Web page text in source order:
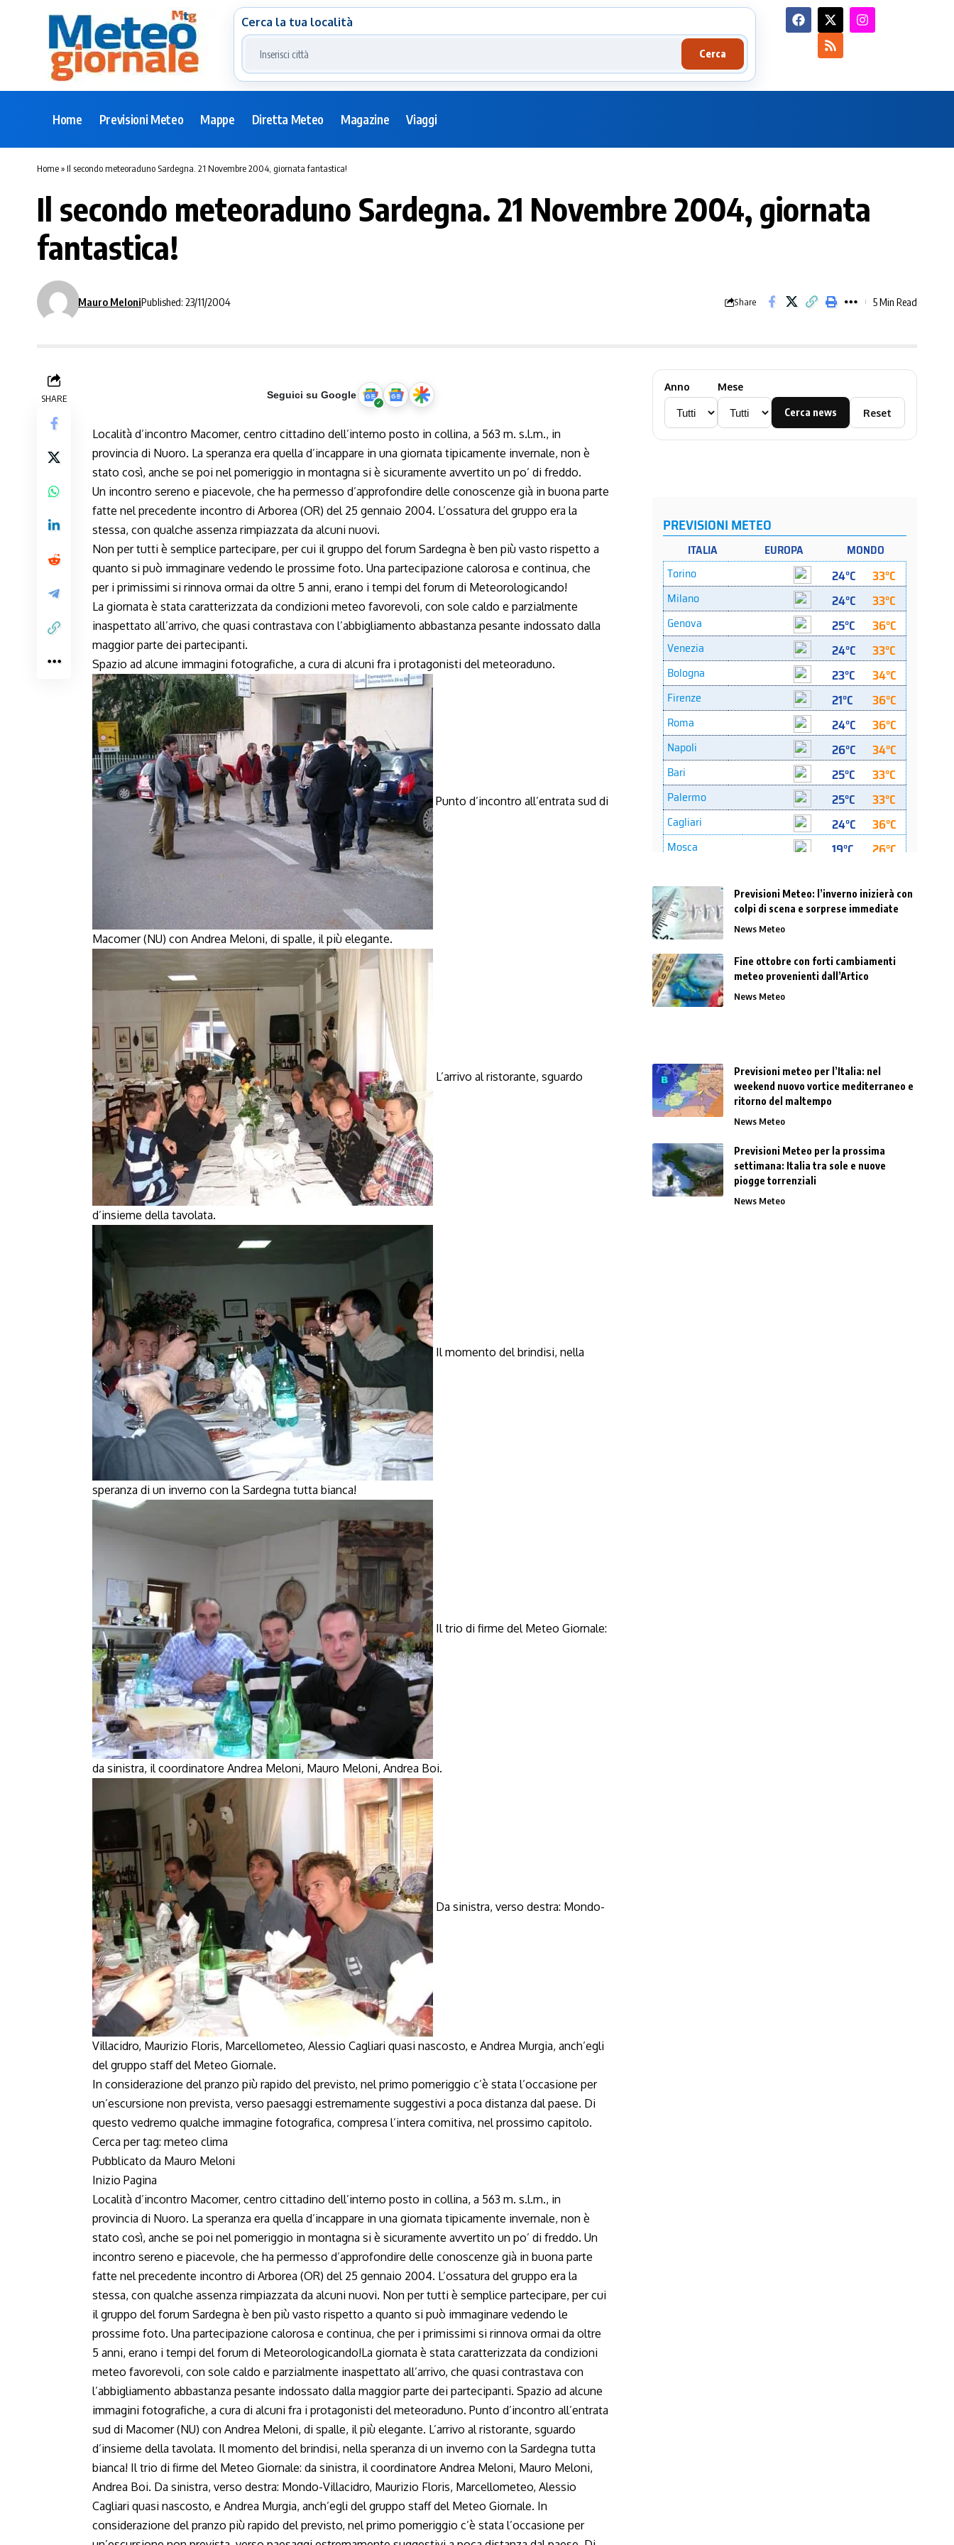
Cerca la tua località
Cerca
Home Previsioni Meteo Mappe Diretta Meteo Magazine Viaggi
Home»Il secondo meteoraduno Sardegna. 21 Novembre 2004, giornata fantastica!
Il secondo meteoraduno Sardegna. 21 Novembre 2004, giornata
fantastica!
Mauro MeloniPublished: 23/11/2004 Share 5 Min Read
SHARE Seguici su Google
Località d’incontro Macomer, centro cittadino dell’interno posto in collina, a 563 m. s.l.m., in
provincia di Nuoro. La speranza era quella d’incappare in una giornata tipicamente invernale, non è
stato così, anche se poi nel pomeriggio in montagna si è sicuramente avvertito un po’ di freddo.
Un incontro sereno e piacevole, che ha permesso d’approfondire delle conoscenze già in buona parte
fatte nel precedente incontro di Arborea (OR) del 25 gennaio 2004. L’ossatura del gruppo era la
stessa, con qualche assenza rimpiazzata da alcuni nuovi.
Non per tutti è semplice partecipare, per cui il gruppo del forum Sardegna è ben più vasto rispetto a
quanto si può immaginare vedendo le prossime foto. Una partecipazione calorosa e continua, che
per i primissimi si rinnova ormai da oltre 5 anni, erano i tempi del forum di Meteorologicando!
La giornata è stata caratterizzata da condizioni meteo favorevoli, con sole caldo e parzialmente
inaspettato all’arrivo, che quasi contrastava con l’abbigliamento abbastanza pesante indossato dalla
maggior parte dei partecipanti.
Spazio ad alcune immagini fotografiche, a cura di alcuni fra i protagonisti del meteoraduno.
Punto d’incontro all’entrata sud di
Macomer (NU) con Andrea Meloni, di spalle, il più elegante.
L’arrivo al ristorante, sguardo
d’insieme della tavolata.
Il momento del brindisi, nella
speranza di un inverno con la Sardegna tutta bianca!
Il trio di firme del Meteo Giornale:
da sinistra, il coordinatore Andrea Meloni, Mauro Meloni, Andrea Boi.
Da sinistra, verso destra: Mondo-
Villacidro, Maurizio Floris, Marcellometeo, Alessio Cagliari quasi nascosto, e Andrea Murgia, anch’egli
del gruppo staff del Meteo Giornale.
In considerazione del pranzo più rapido del previsto, nel primo pomeriggio c’è stata l’occasione per
un’escursione non prevista, verso paesaggi estremamente suggestivi a poca distanza dal paese. Di
questo vedremo qualche immagine fotografica, compresa l’intera comitiva, nel prossimo capitolo.
Cerca per tag: meteo clima
Pubblicato da Mauro Meloni
Inizio Pagina
Località d’incontro Macomer, centro cittadino dell’interno posto in collina, a 563 m. s.l.m., in
provincia di Nuoro. La speranza era quella d’incappare in una giornata tipicamente invernale, non è
stato così, anche se poi nel pomeriggio in montagna si è sicuramente avvertito un po’ di freddo. Un
incontro sereno e piacevole, che ha permesso d’approfondire delle conoscenze già in buona parte
fatte nel precedente incontro di Arborea (OR) del 25 gennaio 2004. L’ossatura del gruppo era la
stessa, con qualche assenza rimpiazzata da alcuni nuovi. Non per tutti è semplice partecipare, per cui
il gruppo del forum Sardegna è ben più vasto rispetto a quanto si può immaginare vedendo le
prossime foto. Una partecipazione calorosa e continua, che per i primissimi si rinnova ormai da oltre
5 anni, erano i tempi del forum di Meteorologicando!La giornata è stata caratterizzata da condizioni
meteo favorevoli, con sole caldo e parzialmente inaspettato all’arrivo, che quasi contrastava con
l’abbigliamento abbastanza pesante indossato dalla maggior parte dei partecipanti. Spazio ad alcune
immagini fotografiche, a cura di alcuni fra i protagonisti del meteoraduno. Punto d’incontro all’entrata
sud di Macomer (NU) con Andrea Meloni, di spalle, il più elegante. L’arrivo al ristorante, sguardo
d’insieme della tavolata. Il momento del brindisi, nella speranza di un inverno con la Sardegna tutta
bianca! Il trio di firme del Meteo Giornale: da sinistra, il coordinatore Andrea Meloni, Mauro Meloni,
Andrea Boi. Da sinistra, verso destra: Mondo-Villacidro, Maurizio Floris, Marcellometeo, Alessio
Cagliari quasi nascosto, e Andrea Murgia, anch’egli del gruppo staff del Meteo Giornale. In
considerazione del pranzo più rapido del previsto, nel primo pomeriggio c’è stata l’occasione per
Anno Mese
Cerca news Reset
Previsioni Meteo: l’inverno inizierà con
colpi di scena e sorprese immediate
News Meteo
Fine ottobre con forti cambiamenti
meteo provenienti dall’Artico
News Meteo
Previsioni meteo per l’Italia: nel
weekend nuovo vortice mediterraneo e
ritorno del maltempo
News Meteo
Previsioni Meteo per la prossima
settimana: Italia tra sole e nuove
piogge torrenziali
News Meteo